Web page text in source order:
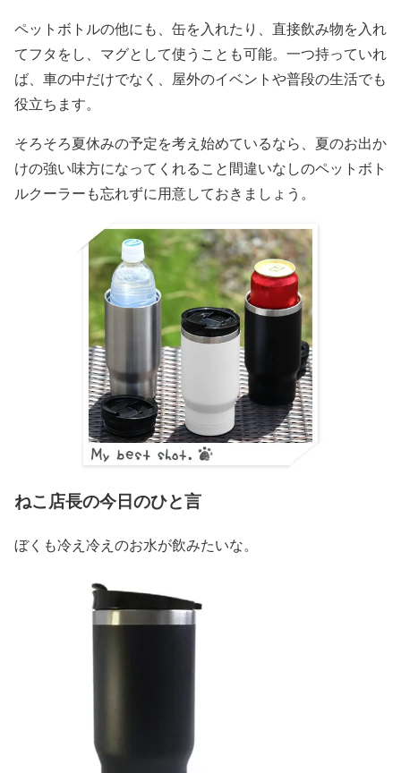
ペットボトルの他にも、缶を入れたり、直接飲み物を入れ
てフタをし、マグとして使うことも可能。一つ持っていれ
ば、車の中だけでなく、屋外のイベントや普段の生活でも
役立ちます。
そろそろ夏休みの予定を考え始めているなら、夏のお出か
けの強い味方になってくれること間違いなしのペットボト
ルクーラーも忘れずに用意しておきましょう。
ねこ店長の今日のひと言
ぼくも冷え冷えのお水が飲みたいな。